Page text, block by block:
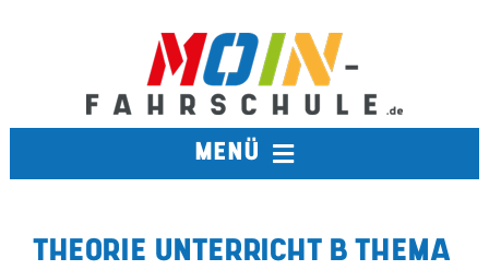
MENÜ
THEORIE UNTERRICHT B THEMA